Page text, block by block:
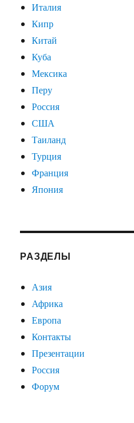
Италия
Кипр
Китай
Куба
Мексика
Перу
Россия
США
Таиланд
Турция
Франция
Япония
РАЗДЕЛЫ
Азия
Африка
Европа
Контакты
Презентации
Россия
Форум